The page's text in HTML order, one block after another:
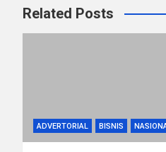
Related Posts
ADVERTORIAL BISNIS